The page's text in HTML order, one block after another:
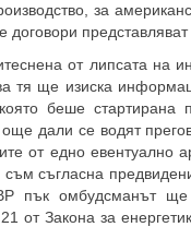
за
договори
от липсата на
тя ще изиска
беше
дали се водят
от едно евентуално
съгласна
пък омбудсманът
от Закона за